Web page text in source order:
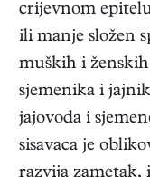
crijevnom
ili manje složen
muških i
sjemenika i
jajovoda i
sisavaca je